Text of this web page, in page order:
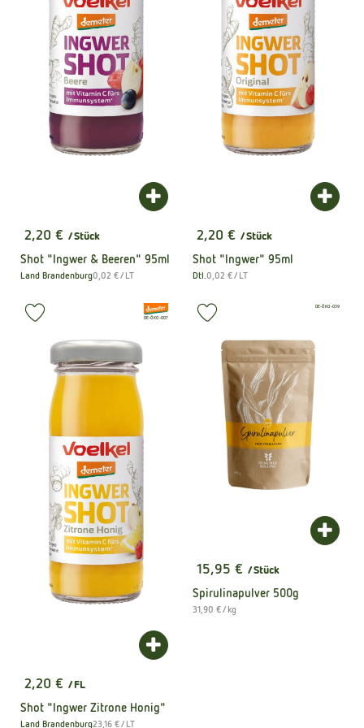
, Preis:
2,20 € / Stück
Shot "Ingwer & Beeren" 95ml
, Herkunft:
Land Brandenburg, Referenzpreis:
0,02 €/ LT
Produkt zum Warenkorb hinzufügen
, Preis:
2,20 € / Stück
Shot "Ingwer" 95ml
, Herkunft:
Dtl., Referenzpreis:
0,02 €/ LT
, Preis:
2,20 € / FL
Shot "Ingwer Zitrone Honig"
Land Brandenburg, Referenzpreis:
23,16 €/ LT
Produkt zum Warenkorb hinzufügen
, Verband:
, Kontrollstelle:
DE-ÖKO-007
Produkt zu Favouriten hinzufügen
, Preis:
15,95 € / Stück
Spirulinapulver 500g
, Referenzpreis:
31,90 €/ kg
, Kontrollstelle:
DE-ÖKO-039